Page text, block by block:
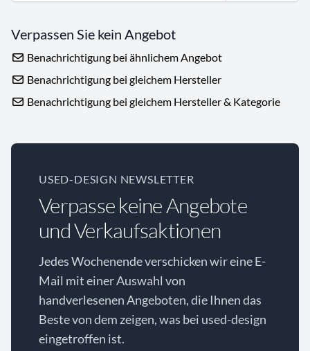
Verpassen Sie kein Angebot
Benachrichtigung bei ähnlichem Angebot
Benachrichtigung bei gleichem Hersteller
Benachrichtigung bei gleichem Hersteller & Kategorie
USED-DESIGN NEWSLETTER
Verpasse keine Angebote
und Verkaufsaktionen
Jedes Wochenende verschicken wir eine E-
Mail mit einer Auswahl von
handverlesenen Angeboten, die Ihnen das
Beste von dem zeigen, was bei used-design
eingetroffen ist.